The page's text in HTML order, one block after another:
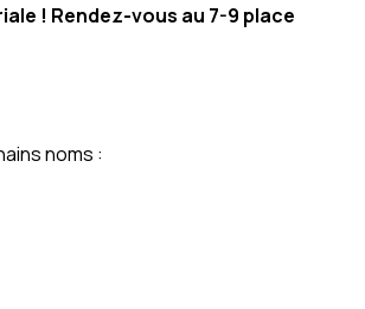
! Rendez-vous au 7-9 place
noms :